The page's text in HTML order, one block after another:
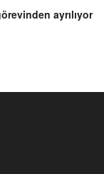
ayrılıyor